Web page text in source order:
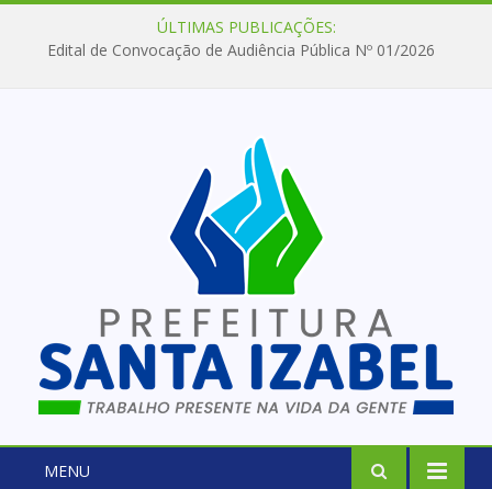
ÚLTIMAS PUBLICAÇÕES:
Edital de Convocação de Audiência Pública Nº 01/2026
MENU